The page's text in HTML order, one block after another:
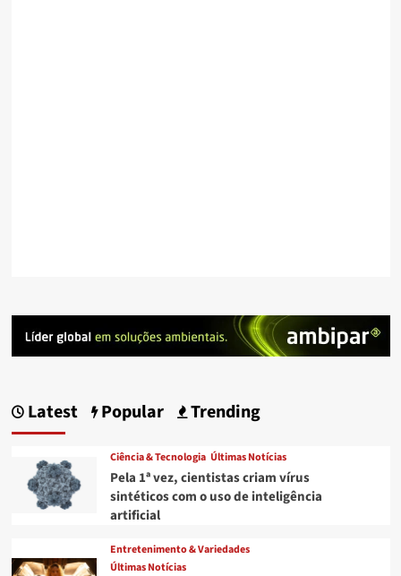
Latest Popular Trending
Ciência & Tecnologia Últimas Notícias
Pela 1ª vez, cientistas criam vírus
sintéticos com o uso de inteligência
artificial
Entretenimento & Variedades
Últimas Notícias